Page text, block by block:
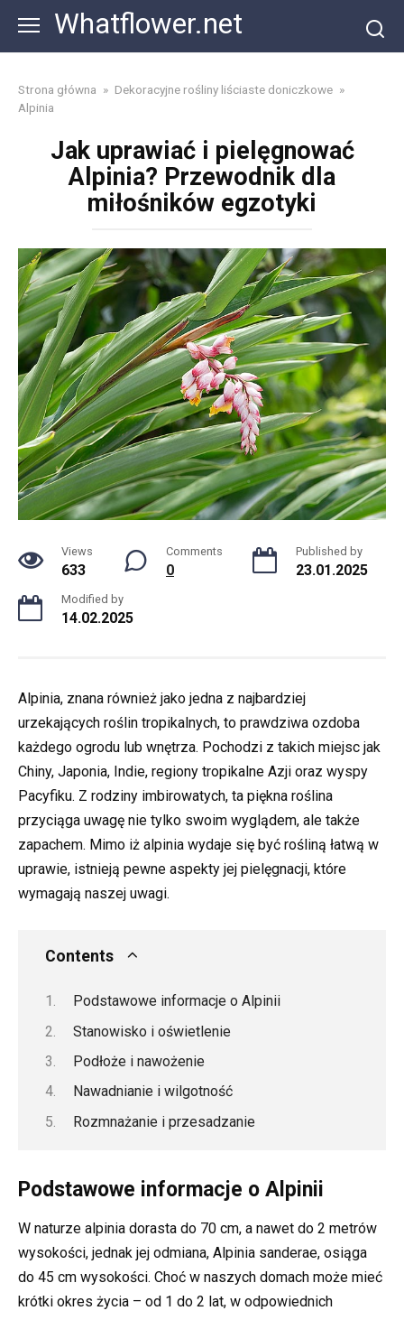
content
Whatflower.net
Strona główna » Dekoracyjne rośliny liściaste doniczkowe »
Alpinia
Jak uprawiać i pielęgnować
Alpinia? Przewodnik dla
miłośników egzotyki
Views
633
Comments
0
Published by
23.01.2025
Modified by
14.02.2025
Alpinia, znana również jako jedna z najbardziej
urzekających roślin tropikalnych, to prawdziwa ozdoba
każdego ogrodu lub wnętrza. Pochodzi z takich miejsc jak
Chiny, Japonia, Indie, regiony tropikalne Azji oraz wyspy
Pacyfiku. Z rodziny imbirowatych, ta piękna roślina
przyciąga uwagę nie tylko swoim wyglądem, ale także
zapachem. Mimo iż alpinia wydaje się być rośliną łatwą w
uprawie, istnieją pewne aspekty jej pielęgnacji, które
wymagają naszej uwagi.
Contents
Podstawowe informacje o Alpinii
Stanowisko i oświetlenie
Podłoże i nawożenie
Nawadnianie i wilgotność
Rozmnażanie i przesadzanie
Podstawowe informacje o Alpinii
W naturze alpinia dorasta do 70 cm, a nawet do 2 metrów
wysokości, jednak jej odmiana, Alpinia sanderae, osiąga
do 45 cm wysokości. Choć w naszych domach może mieć
krótki okres życia – od 1 do 2 lat, w odpowiednich